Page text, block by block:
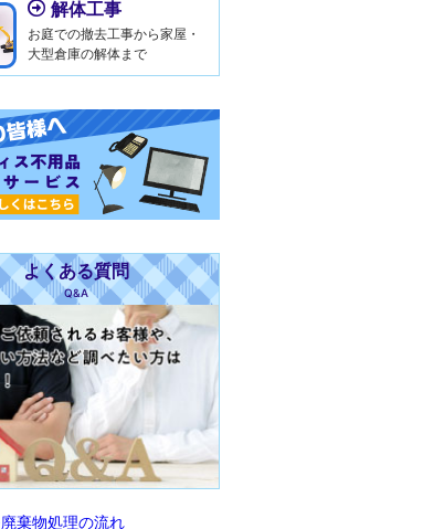
解体工事
お庭での撤去工事から家屋・
大型倉庫の解体まで
よくある質問
Q&A